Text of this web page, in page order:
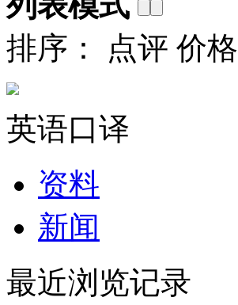
排序：
点评 价格
英语口译
资料
新闻
最近浏览记录